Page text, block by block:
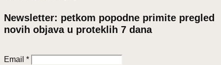
Newsletter: petkom popodne primite pregled
novih objava u proteklih 7 dana
Email *